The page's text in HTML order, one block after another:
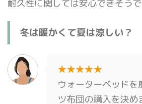
耐久性に関しては安心できそうで
冬は暖かくて夏は涼しい？
★★★★★
ウォーターベッドを
ツ布団の購入を決め